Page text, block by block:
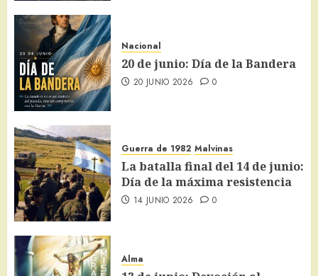
Nacional
20 de junio: Día de la Bandera
20 JUNIO 2026 0
Guerra de 1982 Malvinas
La batalla final del 14 de junio:
Día de la máxima resistencia
14 JUNIO 2026 0
Alma